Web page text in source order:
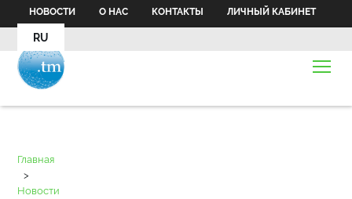
НОВОСТИ О НАС КОНТАКТЫ ЛИЧНЫЙ КАБИНЕТ
RU
Главная
>
Новости